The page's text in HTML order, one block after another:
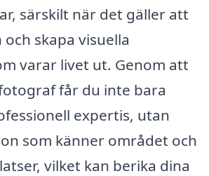
särskilt när det gäller att
skapa visuella
varar livet ut. Genom att
får du inte bara
expertis, utan
som känner området och
vilket kan berika dina